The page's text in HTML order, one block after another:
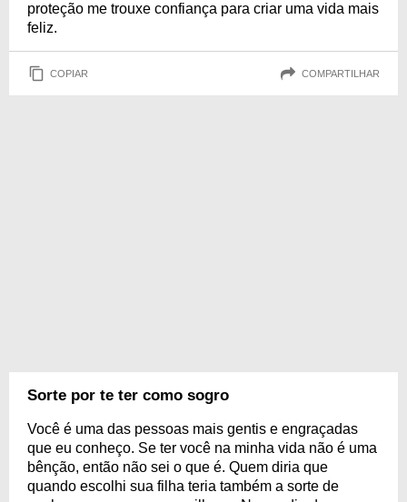
proteção me trouxe confiança para criar uma vida mais
feliz.
COPIAR COMPARTILHAR
Sorte por te ter como sogro
Você é uma das pessoas mais gentis e engraçadas
que eu conheço. Se ter você na minha vida não é uma
bênção, então não sei o que é. Quem diria que
quando escolhi sua filha teria também a sorte de